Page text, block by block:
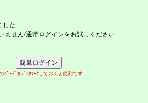
した
ません/通常ログインをお試しください
ﾍﾟｰｼﾞをﾌﾞｯｸﾏｰｸしておくと便利です